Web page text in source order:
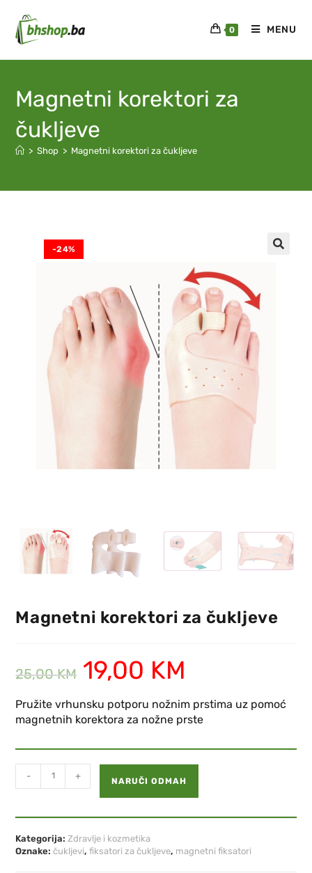
0 MENU
Magnetni korektori za
čukljeve
> Shop > Magnetni korektori za čukljeve
-24%
Magnetni korektori za čukljeve
25,00KM 19,00 KM
Pružite vrhunsku potporu nožnim prstima uz pomoć
magnetnih korektora za nožne prste
- + NARUČI ODMAH
Kategorija:Zdravlje i kozmetika
Oznake:čukljevi,fiksatori za čukljeve, magnetni fiksatori